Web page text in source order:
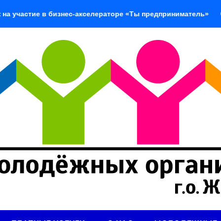
акселераторе «Ты предприниматель»